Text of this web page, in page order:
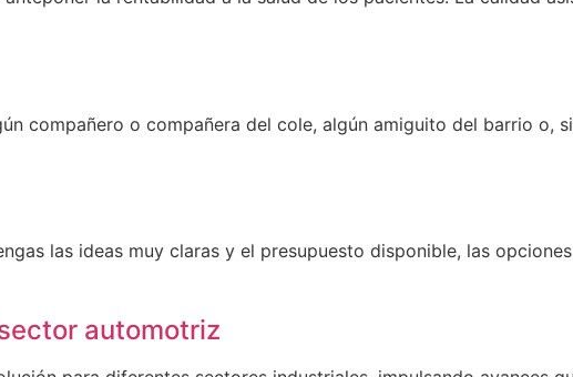
compañero o compañera del cole, algún amiguito del barrio o,
las ideas muy claras y el presupuesto disponible, las
automotriz